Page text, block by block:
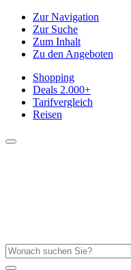
Zur Navigation
Zur Suche
Zum Inhalt
Zu den Angeboten
Shopping
Deals 2.000+
Tarifvergleich
Reisen